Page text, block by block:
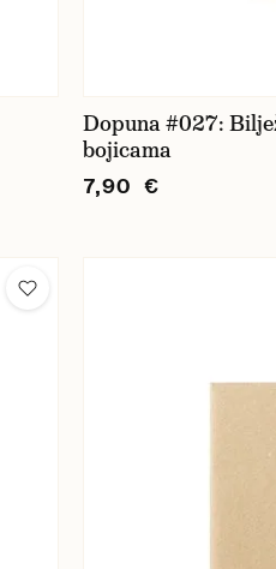
Dopuna #027:
bojicama
7,90 €